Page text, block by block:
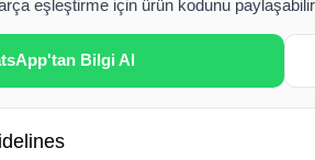
eşleştirme için ürün kodunu
Bilgi Al